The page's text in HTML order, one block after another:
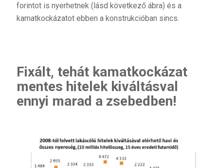
forintot is nyerhetnek (lásd következő ábra) és a
kamatkockázatot ebben a konstrukcióban sincs.
Fixált, tehát kamatkockázat
mentes hitelek kiváltásval
ennyi marad a zsebedben!